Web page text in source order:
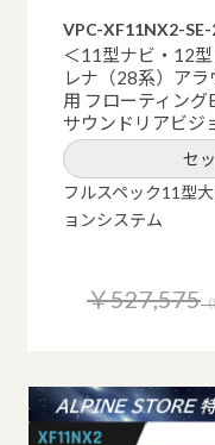
VPC-XF11NX2-
＜11型ナビ・12
レナ（28系）ア
用 フローティン
サウンドリアビジ
セ
フルスペック11型
ョンシステム
￥527,575（